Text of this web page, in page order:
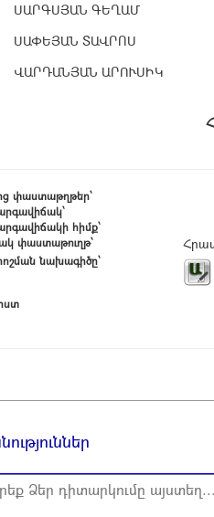
ՍԱՐԳՍՅԱՆ ԳԵՂԱՄ
ՍԱՓԵՅԱՆ ՏԱՎՐՈՍ
ՎԱՐԴԱՆՅԱՆ ԱՐՈՒՍԻԿ
փաստաթղթեր՝
հիմք՝
փաստաթուղթ՝
նախագիծը՝